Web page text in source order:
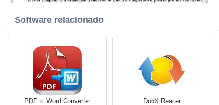
Software relacionado
PDF to Word Converter DocX Reader